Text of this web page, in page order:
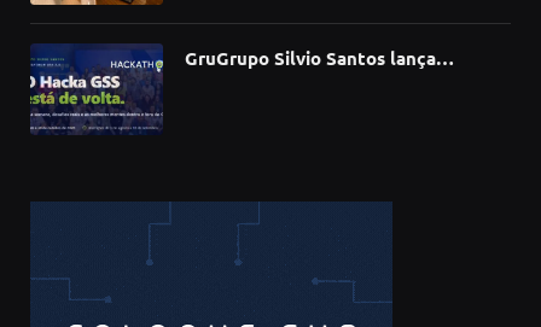
GruGrupo Silvio Santos lança